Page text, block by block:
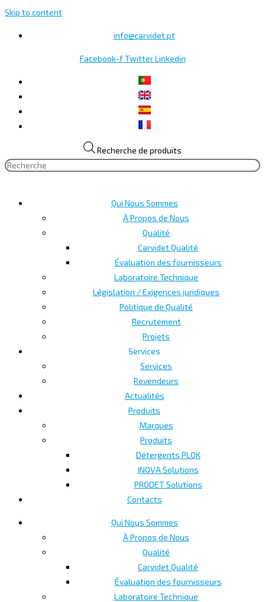
Skip to content
info@carvidet.pt
Facebook-f Twitter Linkedin
Recherche de produits
Qui Nous Sommes
À Propos de Nous
Qualité
Carvidet Qualité
Évaluation des fournisseurs
Laboratoire Technique
Législation / Exigences juridiques
Politique de Qualité
Recrutement
Projets
Services
Services
Revendeurs
Actualités
Produits
Marques
Produits
Détergents PLOK
INOVA Solutions
PRODET Solutions
Contacts
Qui Nous Sommes
À Propos de Nous
Qualité
Carvidet Qualité
Évaluation des fournisseurs
Laboratoire Technique